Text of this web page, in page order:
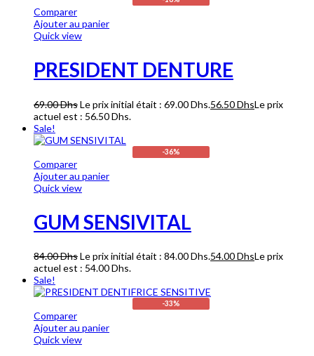
Comparer
Ajouter au panier
Quick view
PRESIDENT DENTURE
69.00DhsLe prix initial était : 69.00 Dhs.56.50DhsLe prix
actuel est : 56.50 Dhs.
Sale!
-36%
Comparer
Ajouter au panier
Quick view
GUM SENSIVITAL
84.00DhsLe prix initial était : 84.00 Dhs.54.00DhsLe prix
actuel est : 54.00 Dhs.
Sale!
-33%
Comparer
Ajouter au panier
Quick view